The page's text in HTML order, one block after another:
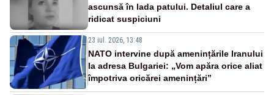
ascunsă în lada patului. Detaliul care a
ridicat suspiciuni
23 iul. 2026, 13:48
NATO intervine după amenințările Iranului
la adresa Bulgariei: „Vom apăra orice aliat
împotriva oricărei amenințări”